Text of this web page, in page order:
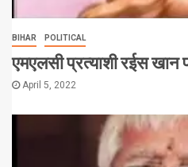
BIHAR POLITICAL
एमएलसी प्रत्याशी रईस खान
April 5, 2022